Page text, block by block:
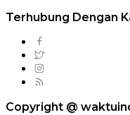
Terhubung Dengan
Copyright @